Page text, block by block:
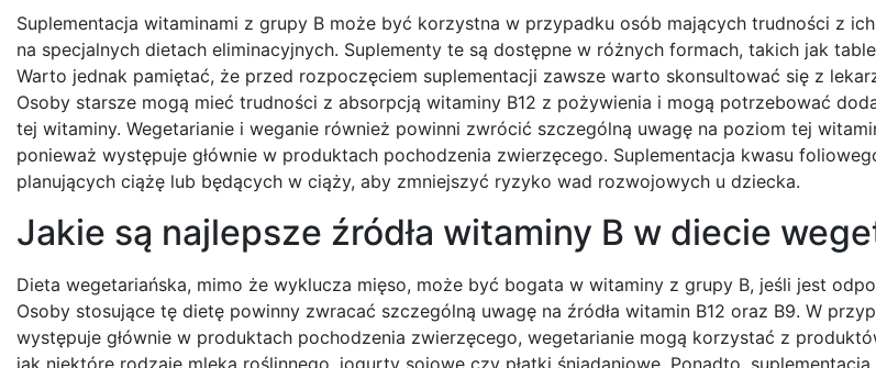
Suplementacja witaminami z grupy B może być korzystna w przypadku osób mających trudności z
na specjalnych dietach eliminacyjnych. Suplementy te są dostępne w różnych formach, takich jak
Warto jednak pamiętać, że przed rozpoczęciem suplementacji zawsze warto skonsultować się z
Osoby starsze mogą mieć trudności z absorpcją witaminy B12 z pożywienia i mogą potrzebować
tej witaminy. Wegetarianie i weganie również powinni zwrócić szczególną uwagę na poziom tej
ponieważ występuje głównie w produktach pochodzenia zwierzęcego. Suplementacja kwasu
planujących ciążę lub będących w ciąży, aby zmniejszyć ryzyko wad rozwojowych u dziecka.
Jakie są najlepsze źródła witaminy B w diecie
Dieta wegetariańska, mimo że wyklucza mięso, może być bogata w witaminy z grupy B, jeśli jest
Osoby stosujące tę dietę powinny zwracać szczególną uwagę na źródła witamin B12 oraz B9. W
występuje głównie w produktach pochodzenia zwierzęcego, wegetarianie mogą korzystać z
jak niektóre rodzaje mleka roślinnego, jogurty sojowe czy płatki śniadaniowe. Ponadto,